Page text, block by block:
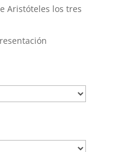
Aristóteles los tres